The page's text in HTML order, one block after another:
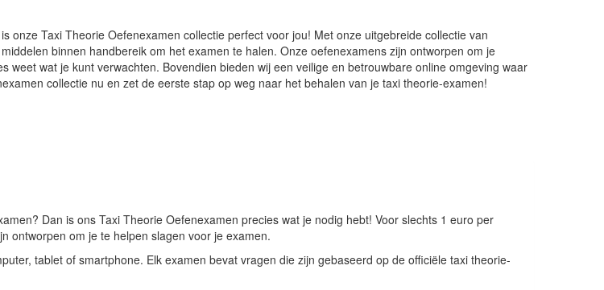
onze Taxi Theorie Oefenexamen collectie perfect voor jou! Met onze uitgebreide collectie van
binnen handbereik om het examen te halen. Onze oefenexamens zijn ontworpen om je
wat je kunt verwachten. Bovendien bieden wij een veilige en betrouwbare online omgeving waar
collectie nu en zet de eerste stap op weg naar het behalen van je taxi theorie-examen!
Dan is ons Taxi Theorie Oefenexamen precies wat je nodig hebt! Voor slechts 1 euro per
ontworpen om je te helpen slagen voor je examen.
tablet of smartphone. Elk examen bevat vragen die zijn gebaseerd op de officiële taxi theorie-